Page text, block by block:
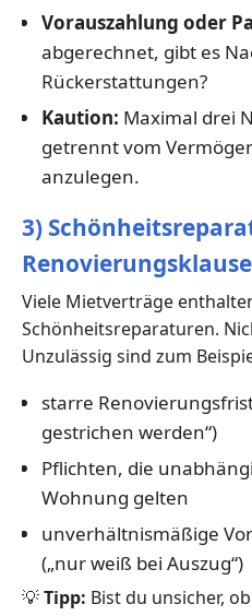
Vorauszahlung oder
abgerechnet, gibt es
Rückerstattungen?
Kaution: Maximal drei
getrennt vom
anzulegen.
3)
Viele Mietverträge
Schönheitsreparaturen.
Unzulässig sind zum
starre
gestrichen werden“)
Pflichten, die
Wohnung gelten
unverhältnismäßige
(„nur weiß bei Auszug“)
💡Tipp: Bist du unsicher,